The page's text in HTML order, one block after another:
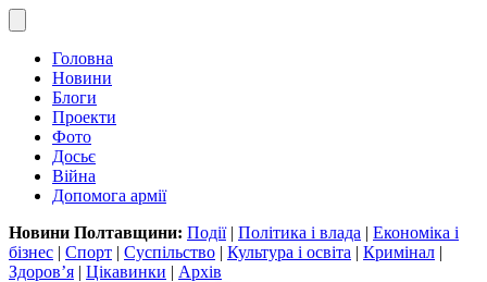
Головна
Новини
Блоги
Проекти
Фото
Досьє
Війна
Допомога армії
Новини Полтавщини: Події| Політика і влада | Економіка і
бізнес | Спорт | Суспільство | Культура і освіта | Кримінал |
Здоров’я | Цікавинки | Архів